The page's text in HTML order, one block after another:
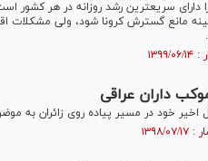
مانع گسترش کرونا شود، ولی مشکلات
داران عراقی
اخیر خود در مسیر پیاده روی زائران به